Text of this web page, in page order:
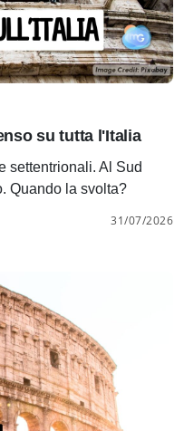
su tutta l'Italia
settentrionali. Al Sud
Quando la svolta?
31/07/2026